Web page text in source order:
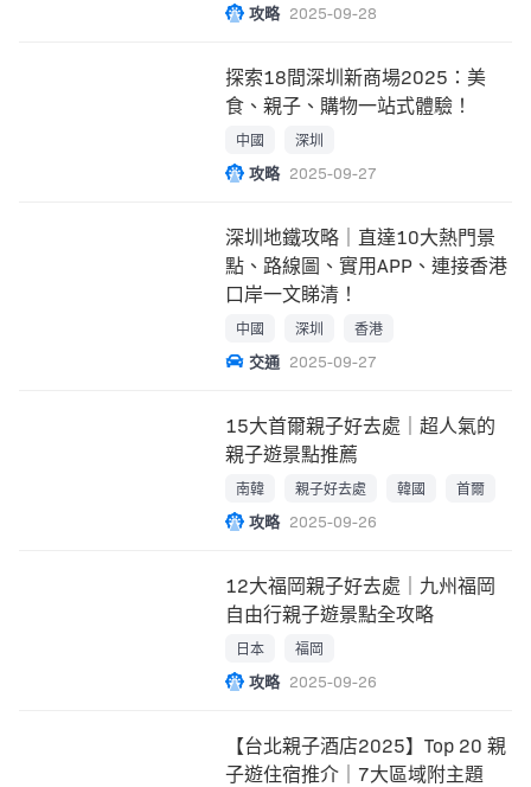
攻略 2025-09-28
探索18間深圳新商場2025：美
食、親子、購物一站式體驗！
中國 深圳
攻略 2025-09-27
深圳地鐵攻略｜直達10大熱門景
點、路線圖、實用APP、連接香港
口岸一文睇清！
中國 深圳 香港
交通 2025-09-27
15大首爾親子好去處｜超人氣的
親子遊景點推薦
南韓 親子好去處 韓國 首爾
攻略 2025-09-26
12大福岡親子好去處｜九州福岡
自由行親子遊景點全攻略
日本 福岡
攻略 2025-09-26
【台北親子酒店2025】Top 20 親
子遊住宿推介｜7大區域附主題